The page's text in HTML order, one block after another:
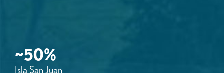
~50%
Isla San Juan